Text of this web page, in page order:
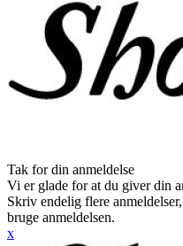
Tak for din anmeldelse
Vi er glade for at du giver din
Skriv endelig flere
bruge anmeldelsen.
x